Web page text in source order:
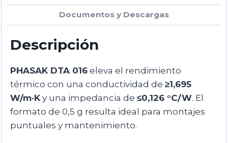
Documentos y Descargas
Descripción
PHASAK DTA 016 eleva el rendimiento
térmico con una conductividad de≥1,695
W/m·K y una impedancia de≤0,126 °C/W. El
formato de 0,5 g resulta ideal para montajes
puntuales y mantenimiento.